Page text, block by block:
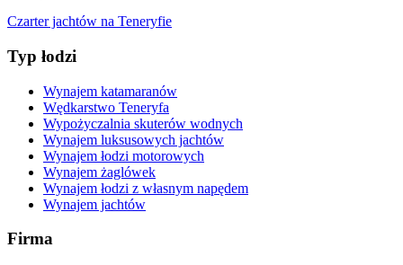
Czarter jachtów na Teneryfie
Typ łodzi
Wynajem katamaranów
Wędkarstwo Teneryfa
Wypożyczalnia skuterów wodnych
Wynajem luksusowych jachtów
Wynajem łodzi motorowych
Wynajem żaglówek
Wynajem łodzi z własnym napędem
Wynajem jachtów
Firma